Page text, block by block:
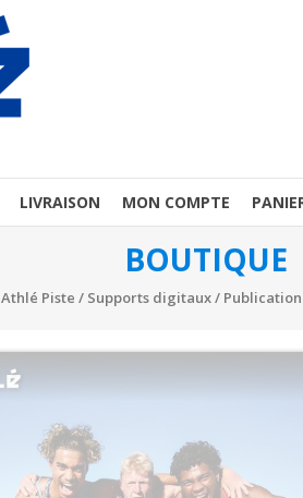
LIVRAISON MON COMPTE
BOUTIQUE
Athlé Piste / Supports digitaux/ Publication